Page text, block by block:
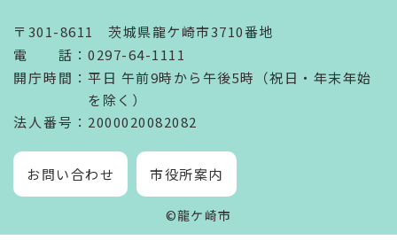
〒301-8611 茨城県龍ケ崎市3710番地
電話 ： 0297-64-1111
開庁時間 ： 平日 午前9時から午後5時（祝日・年末年始
を除く）
法人番号 ：2000020082082
お問い合わせ 市役所案内
©龍ケ崎市